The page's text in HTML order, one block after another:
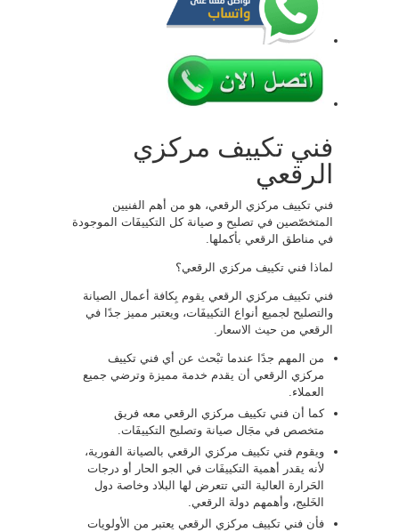
فني تكييف مركزي
الرقعي
فني تكييف مركزي الرقعي، هو من أهم الفنيين
المتخصّصين في تصليح و صيانة كل التكييفَات الموجودة
في مناطق الرقعي بأكملها.
لماذا فني تكييف مركزي الرقعي؟
فني تكييف مركزي الرقعي يقوم بِكافة أعمال الصيانة
والتصليح لجميع أنواع التكييفَات، ويعتبر مميز جدًا في
الرقعي من حيث الاسعار.
من المهم جدًا عندما تبْحث عن أي فني تكييف
مركزي الرقعي أن يقدم خدمة مميزة وترضي جميع
العملاء.
كما أن فني تكييف مركزي الرقعي معه فريق
متخصص في مجَال صيانة وتصليح التكييفَات.
ويقوم فني تكييف مركزي الرقعي بالصيانة الفورية،
لأنه يقدر أهمية التكييفَات في الجو الحار أو درجات
الحَرارة العالية التي تتعرض لها البلاد وخاصة دول
الخَليج، وأهمهم دولة الرقعي.
فأن فني تكييف مركزي الرقعي يعتبر من الأولويات